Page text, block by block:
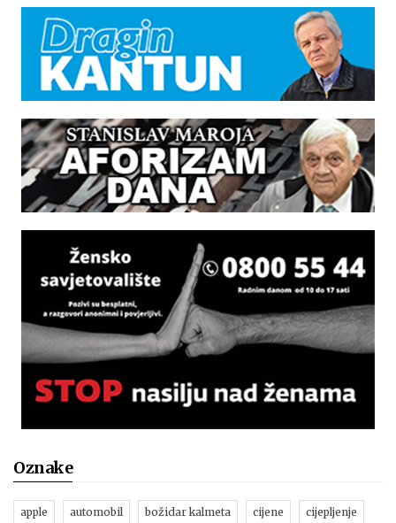
Oznake
apple automobil božidar kalmeta cijene cijepljenje